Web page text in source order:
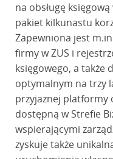
na obsługę
pakiet kilkunastu
Zapewniona jest
firmy w ZUS i
księgowego, a także
optymalnym na trzy
przyjaznej platformy
dostępną w Strefie
wspierającymi
zyskuje także